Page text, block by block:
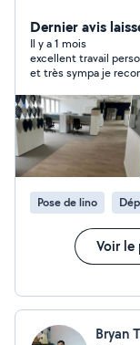
Intérieur : Mur: enduit, poncage, peinture, revêtement
(papier peint,
Revetement de sol:
nettoyage, crépi, peinture.
contact avec moi.
Dernier avis
Il y a 1 mois
excellent travail
et très sympa je
Pose de lino
Voir le
Bryan